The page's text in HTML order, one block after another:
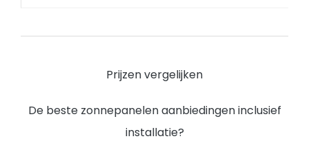
Prijzen vergelijken
De beste zonnepanelen aanbiedingen inclusief
installatie?